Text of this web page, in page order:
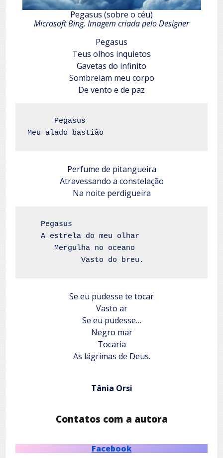
Pegasus (sobre o céu)
Microsoft Bing, Imagem criada pelo Designer
Pegasus
Teus olhos inquietos
Gavetas do infinito
Sombreiam meu corpo
De vento e de paz
Meu alado bastião
Perfume de pitangueira
Atravessando a constelação
Na noite perdigueira
            Vasto do breu.
Se eu pudesse te tocar
Vasto ar
Se eu pudesse…
Negro mar
Tocaria
As lágrimas de Deus.
Tânia Orsi
Contatos com a autora
Facebook